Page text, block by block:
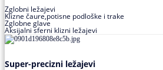
Zglobni ležajevi
Klizne čaure,potisne podloške i trake
Zglobne glave
Aksijalni sferni klizni ležajevi
Super-precizni ležajevi